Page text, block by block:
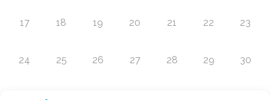
17 18 19 20 21 22 23
24 25 26 27 28 29 30